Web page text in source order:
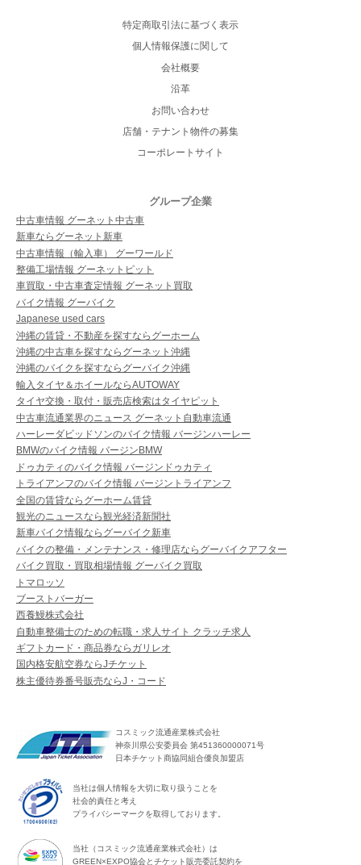
特定商取引法に基づく表示
個人情報保護に関して
会社概要
沿革
お問い合わせ
店舗・テナント物件の募集
コーポレートサイト
グループ企業
中古車情報 グーネット中古車
新車ならグーネット新車
中古車情報（輸入車） グーワールド
整備工場情報 グーネットピット
車買取・中古車査定情報 グーネット買取
バイク情報 グーバイク
Japanese used cars
沖縄の賃貸・不動産を探すならグーホーム
沖縄の中古車を探すならグーネット沖縄
沖縄のバイクを探すならグーバイク沖縄
輸入タイヤ＆ホイールならAUTOWAY
タイヤ交換・取付・販売店検索はタイヤピット
中古車流通業界のニュース グーネット自動車流通
ハーレーダビッドソンのバイク情報 バージンハーレー
BMWのバイク情報 バージンBMW
ドゥカティのバイク情報 バージンドゥカティ
トライアンフのバイク情報 バージントライアンフ
全国の賃貸ならグーホーム賃貸
観光のニュースなら観光経済新聞社
新車バイク情報ならグーバイク新車
バイクの整備・メンテナンス・修理店ならグーバイクアフター
バイク買取・買取相場情報 グーバイク買取
トマロッソ
ブーストバーガー
西養鰻株式会社
自動車整備士のための転職・求人サイト クラッチ求人
ギフトカード・商品券ならガリレオ
国内格安航空券ならJチケット
株主優待券番号販売ならJ・コード
コスミック流通産業株式会社
神奈川県公安委員会 第451360000071号
日本チケット商協同組合優良加盟店
当社は個人情報を大切に取り扱うことを
社会的責任と考え
プライバシーマークを取得しております。
当社（コスミック流通産業株式会社）は
GREEN×EXPO協会とチケット販売委託契約を